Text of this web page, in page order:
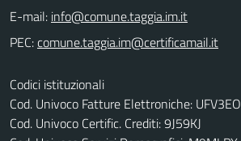
E-mail:
PEC:
Codici istituzionali
Cod. Univoco Fatture Elettroniche: UFV3EO
Cod. Univoco Certific. Crediti: 9J59KJ